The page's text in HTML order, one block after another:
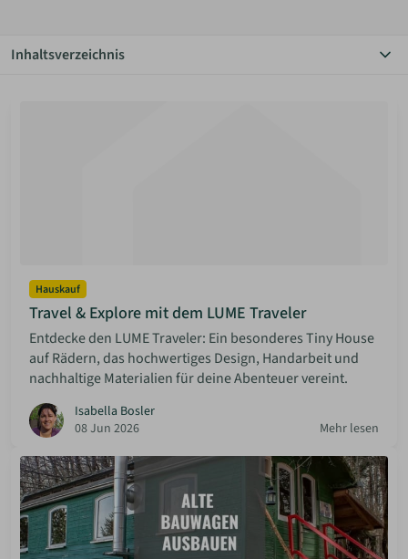
Inhaltsverzeichnis
Minimalismus
Rechtliches
Solaranlagen
Sparen
Hauskauf
Travel & Explore mit dem LUME Traveler
Entdecke den LUME Traveler: Ein besonderes Tiny House
auf Rädern, das hochwertiges Design, Handarbeit und
nachhaltige Materialien für deine Abenteuer vereint.
Isabella Bosler
08 Jun 2026
Mehr lesen